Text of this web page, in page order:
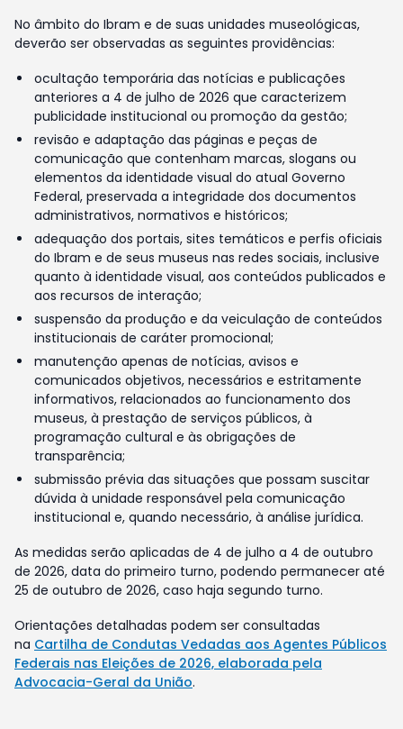
No âmbito do Ibram e de suas unidades museológicas,
deverão ser observadas as seguintes providências:
ocultação temporária das notícias e publicações
anteriores a 4 de julho de 2026 que caracterizem
publicidade institucional ou promoção da gestão;
revisão e adaptação das páginas e peças de
comunicação que contenham marcas, slogans ou
elementos da identidade visual do atual Governo
Federal, preservada a integridade dos documentos
administrativos, normativos e históricos;
adequação dos portais, sites temáticos e perfis oficiais
do Ibram e de seus museus nas redes sociais, inclusive
quanto à identidade visual, aos conteúdos publicados e
aos recursos de interação;
suspensão da produção e da veiculação de conteúdos
institucionais de caráter promocional;
manutenção apenas de notícias, avisos e
comunicados objetivos, necessários e estritamente
informativos, relacionados ao funcionamento dos
museus, à prestação de serviços públicos, à
programação cultural e às obrigações de
transparência;
submissão prévia das situações que possam suscitar
dúvida à unidade responsável pela comunicação
institucional e, quando necessário, à análise jurídica.
As medidas serão aplicadas de 4 de julho a 4 de outubro
de 2026, data do primeiro turno, podendo permanecer até
25 de outubro de 2026, caso haja segundo turno.
Orientações detalhadas podem ser consultadas
na Cartilha de Condutas Vedadas aos Agentes Públicos
Federais nas Eleições de 2026, elaborada pela
Advocacia-Geral da União.